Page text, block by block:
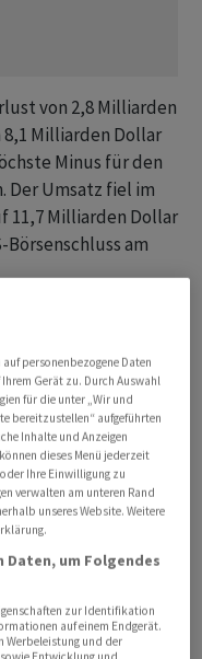
von 2,8 Milliarden
8,1 Milliarden Dollar
Minus für den
Der Umsatz fiel im
11,7 Milliarden Dollar
am
des PC-Marktes
zu schaffen -
Notebooks und
38 Prozent auf 5,8
für
Der Umsatz der
Dollar. Intel
an den
spezialisiert ist,
von 16 Prozent
personenbezogene Daten
Gerät zu. Durch Auswahl
für die unter „Wir und
bereitzustellen“ aufgeführten
Inhalte und Anzeigen
dieses Menü jederzeit
Ihre Einwilligung zu
verwalten am unteren Rand
unseres Website. Weitere
um Folgendes
zur Identifikation
auf einem Endgerät.
Werbeleistung und der